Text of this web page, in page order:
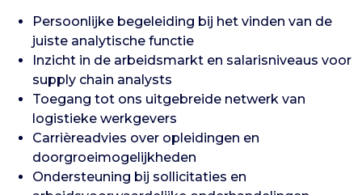
Persoonlijke begeleiding bij het vinden van de
juiste analytische functie
Inzicht in de arbeidsmarkt en salarisniveaus voor
supply chain analysts
Toegang tot ons uitgebreide netwerk van
logistieke werkgevers
Carrièreadvies over opleidingen en
doorgroeimogelijkheden
Ondersteuning bij sollicitaties en